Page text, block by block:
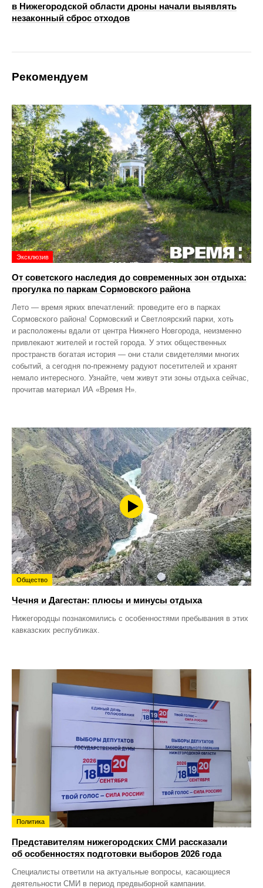
в Нижегородской области дроны начали выявлять
незаконный сброс отходов
Рекомендуем
Эксклюзив
От советского наследия до современных зон отдыха:
прогулка по паркам Сормовского района
Лето — время ярких впечатлений: проведите его в парках
Сормовского района! Сормовский и Светлоярский парки, хоть
и расположены вдали от центра Нижнего Новгорода, неизменно
привлекают жителей и гостей города. У этих общественных
пространств богатая история — они стали свидетелями многих
событий, а сегодня по‑прежнему радуют посетителей и хранят
немало интересного. Узнайте, чем живут эти зоны отдыха сейчас,
прочитав материал ИА «Время Н».
Общество
Чечня и Дагестан: плюсы и минусы отдыха
Нижегородцы познакомились с особенностями пребывания в этих
кавказских республиках.
Политика
Представителям нижегородских СМИ рассказали
об особенностях подготовки выборов 2026 года
Специалисты ответили на актуальные вопросы, касающиеся
деятельности СМИ в период предвыборной кампании.